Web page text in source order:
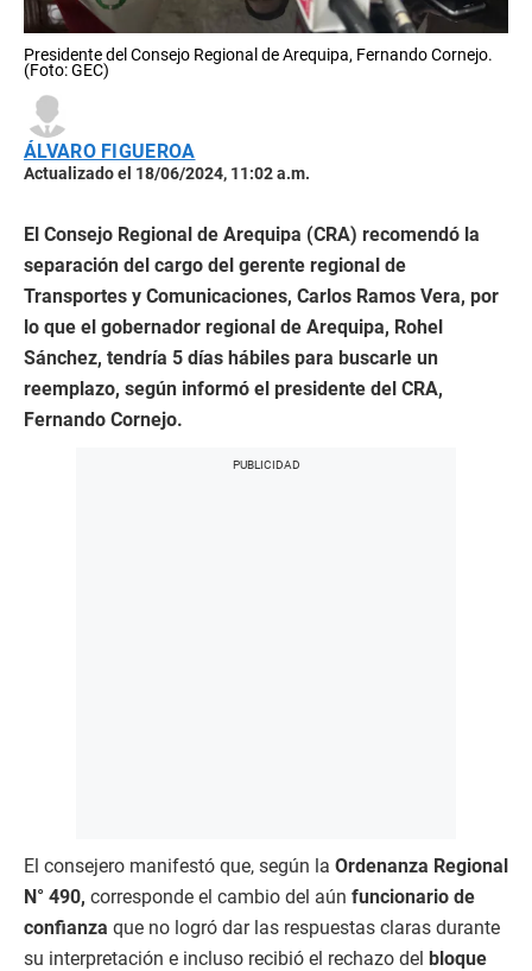
Presidente del Consejo Regional de Arequipa, Fernando Cornejo.
(Foto: GEC)
ÁLVARO FIGUEROA
Actualizado el 18/06/2024, 11:02 a.m.
El Consejo Regional de Arequipa (CRA) recomendó la
separación del cargo del gerente regional de
Transportes y Comunicaciones, Carlos Ramos Vera, por
lo que el gobernador regional de Arequipa, Rohel
Sánchez, tendría 5 días hábiles para buscarle un
reemplazo, según informó el presidente del CRA,
Fernando Cornejo.
El consejero manifestó que, según la Ordenanza Regional
N° 490, corresponde el cambio del aún funcionario de
confianza que no logró dar las respuestas claras durante
su interpretación e incluso recibió el rechazo del bloque